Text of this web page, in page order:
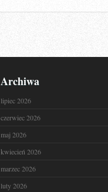
Archiwa
lipiec 2026
czerwiec 2026
maj 2026
kwiecień 2026
marzec 2026
luty 2026